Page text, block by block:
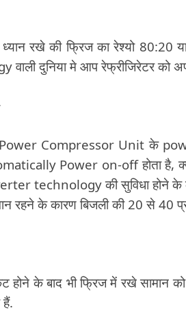
रखे की फ्रिज का रेश्यो 80:20
वाली दुनिया मे आप रेफ्रीजिरेटर
Compressor Unit के
Power on-off होता है,
technology की सुविधा होने के
रहने के कारण बिजली की 20 से 40
होने के बाद भी फ्रिज में रखे सामान
हैं.